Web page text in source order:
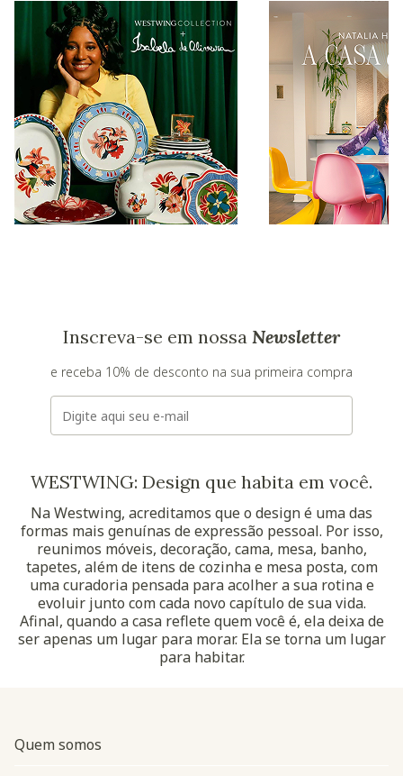
Inscreva-se em nossa Newsletter
e receba 10% de desconto na sua primeira compra
E-mail
WESTWING: Design que habita em você.
Na Westwing, acreditamos que o design é uma das
formas mais genuínas de expressão pessoal. Por isso,
reunimos móveis, decoração, cama, mesa, banho,
tapetes, além de itens de cozinha e mesa posta, com
uma curadoria pensada para acolher a sua rotina e
evoluir junto com cada novo capítulo de sua vida.
Afinal, quando a casa reflete quem você é, ela deixa de
ser apenas um lugar para morar. Ela se torna um lugar
para habitar.
Quem somos